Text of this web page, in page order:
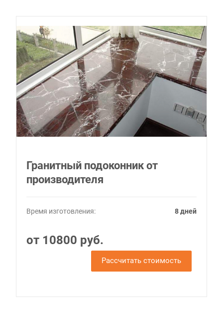
Гранитный подоконник от
производителя
Время изготовления: 8 дней
от 10800 руб.
Рассчитать стоимость